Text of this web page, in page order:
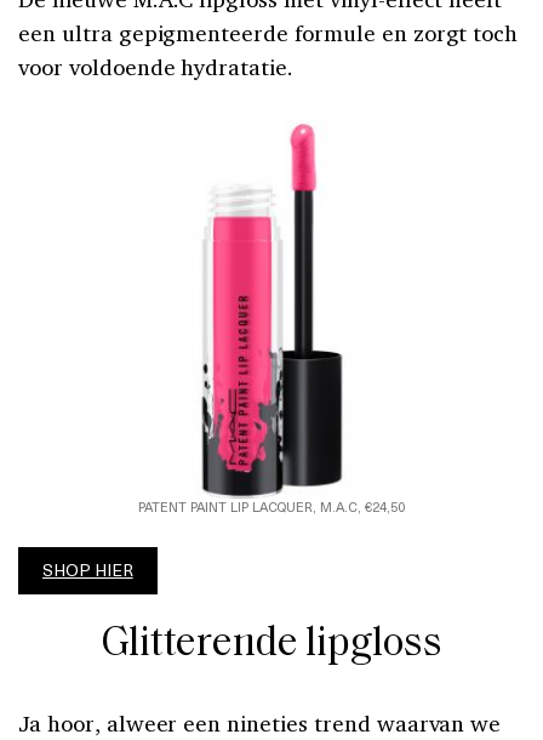
een ultra gepigmenteerde formule en zorgt toch
voor voldoende hydratatie.
PATENT PAINT LIP LACQUER, M.A.C, €24,50
SHOP HIER
Glitterende lipgloss
Ja hoor, alweer een nineties trend waarvan we